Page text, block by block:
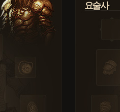
요술사